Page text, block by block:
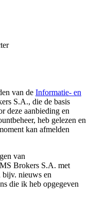
van de Informatie- en
S.A., die de basis
deze aanbieding en
heb gelezen en
kan afmelden
van
Brokers S.A. met
bijv. nieuws en
die ik heb opgegeven